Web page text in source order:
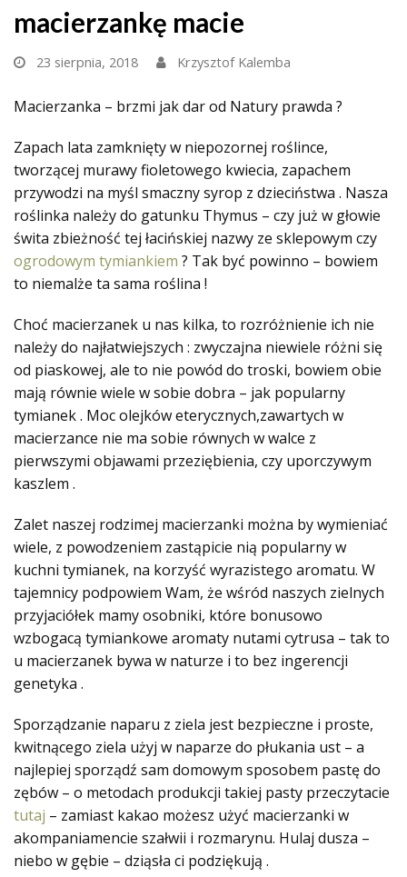
macierzankę macie
23 sierpnia, 2018 Krzysztof Kalemba
Macierzanka – brzmi jak dar od Natury prawda ?
Zapach lata zamknięty w niepozornej roślince,
tworzącej murawy fioletowego kwiecia, zapachem
przywodzi na myśl smaczny syrop z dzieciństwa . Nasza
roślinka należy do gatunku Thymus – czy już w głowie
świta zbieżność tej łacińskiej nazwy ze sklepowym czy
ogrodowym tymiankiem ? Tak być powinno – bowiem
to niemalże ta sama roślina !
Choć macierzanek u nas kilka, to rozróżnienie ich nie
należy do najłatwiejszych : zwyczajna niewiele różni się
od piaskowej, ale to nie powód do troski, bowiem obie
mają równie wiele w sobie dobra – jak popularny
tymianek . Moc olejków eterycznych,zawartych w
macierzance nie ma sobie równych w walce z
pierwszymi objawami przeziębienia, czy uporczywym
kaszlem .
Zalet naszej rodzimej macierzanki można by wymieniać
wiele, z powodzeniem zastąpicie nią popularny w
kuchni tymianek, na korzyść wyrazistego aromatu. W
tajemnicy podpowiem Wam, że wśród naszych zielnych
przyjaciółek mamy osobniki, które bonusowo
wzbogacą tymiankowe aromaty nutami cytrusa – tak to
u macierzanek bywa w naturze i to bez ingerencji
genetyka .
Sporządzanie naparu z ziela jest bezpieczne i proste,
kwitnącego ziela użyj w naparze do płukania ust – a
najlepiej sporządź sam domowym sposobem pastę do
zębów – o metodach produkcji takiej pasty przeczytacie
tutaj – zamiast kakao możesz użyć macierzanki w
akompaniamencie szałwii i rozmarynu. Hulaj dusza –
niebo w gębie – dziąsła ci podziękują .